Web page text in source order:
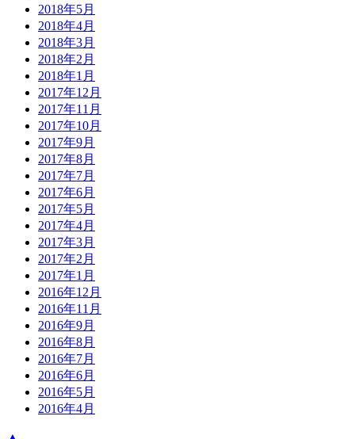
2018年5月
2018年4月
2018年3月
2018年2月
2018年1月
2017年12月
2017年11月
2017年10月
2017年9月
2017年8月
2017年7月
2017年6月
2017年5月
2017年4月
2017年3月
2017年2月
2017年1月
2016年12月
2016年11月
2016年9月
2016年8月
2016年7月
2016年6月
2016年5月
2016年4月